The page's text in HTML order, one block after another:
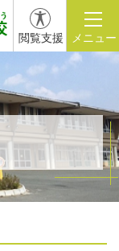
閲覧支援 メニュー